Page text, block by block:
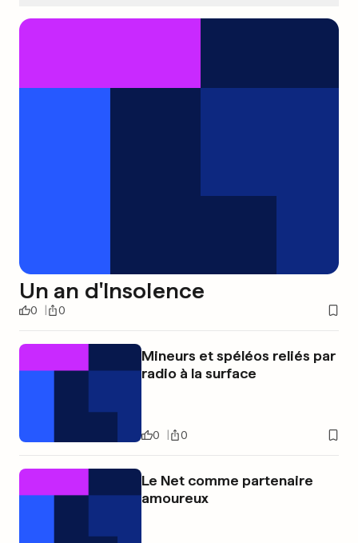
Un an d'Insolence
0 0
Mineurs et spéléos reliés par
radio à la surface
0 0
Le Net comme partenaire
amoureux